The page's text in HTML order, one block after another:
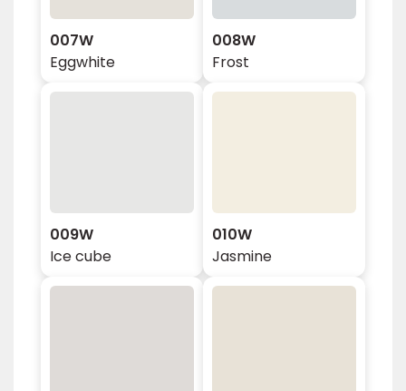
007W
Eggwhite
008W
Frost
009W
Ice cube
010W
Jasmine